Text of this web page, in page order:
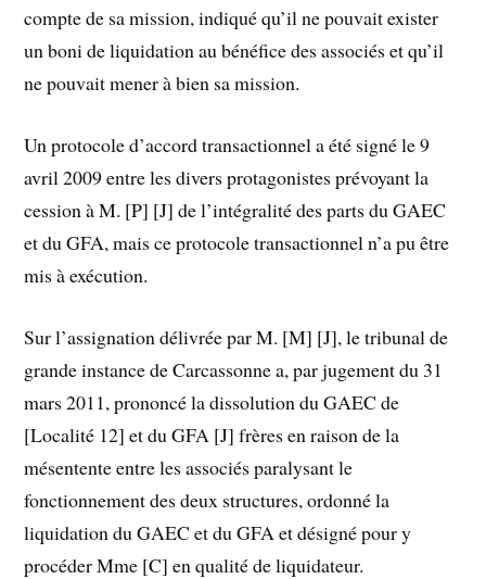
compte de sa mission, indiqué qu’il ne pouvait exister
un boni de liquidation au bénéfice des associés et qu’il
ne pouvait mener à bien sa mission.
Un protocole d’accord transactionnel a été signé le 9
avril 2009 entre les divers protagonistes prévoyant la
cession à M. [P] [J] de l’intégralité des parts du GAEC
et du GFA, mais ce protocole transactionnel n’a pu être
mis à exécution.
Sur l’assignation délivrée par M. [M] [J], le tribunal de
grande instance de Carcassonne a, par jugement du 31
mars 2011, prononcé la dissolution du GAEC de
[Localité 12] et du GFA [J] frères en raison de la
mésentente entre les associés paralysant le
fonctionnement des deux structures, ordonné la
liquidation du GAEC et du GFA et désigné pour y
procéder Mme [C] en qualité de liquidateur.